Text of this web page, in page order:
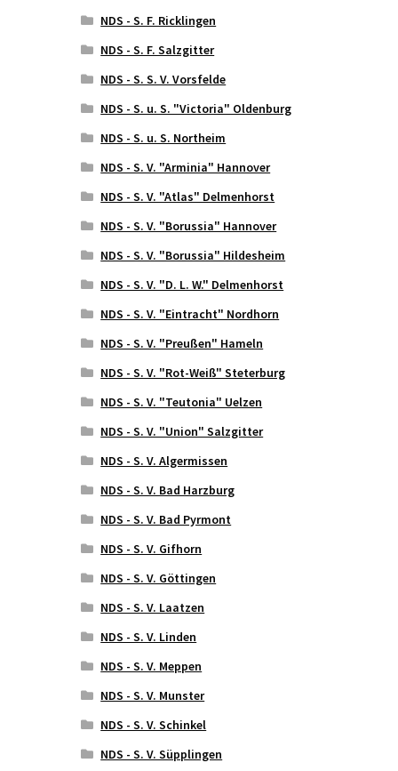
NDS - S. F. Ricklingen
NDS - S. F. Salzgitter
NDS - S. S. V. Vorsfelde
NDS - S. u. S. "Victoria" Oldenburg
NDS - S. u. S. Northeim
NDS - S. V. "Arminia" Hannover
NDS - S. V. "Atlas" Delmenhorst
NDS - S. V. "Borussia" Hannover
NDS - S. V. "Borussia" Hildesheim
NDS - S. V. "D. L. W." Delmenhorst
NDS - S. V. "Eintracht" Nordhorn
NDS - S. V. "Preußen" Hameln
NDS - S. V. "Rot-Weiß" Steterburg
NDS - S. V. "Teutonia" Uelzen
NDS - S. V. "Union" Salzgitter
NDS - S. V. Algermissen
NDS - S. V. Bad Harzburg
NDS - S. V. Bad Pyrmont
NDS - S. V. Gifhorn
NDS - S. V. Göttingen
NDS - S. V. Laatzen
NDS - S. V. Linden
NDS - S. V. Meppen
NDS - S. V. Munster
NDS - S. V. Schinkel
NDS - S. V. Süpplingen